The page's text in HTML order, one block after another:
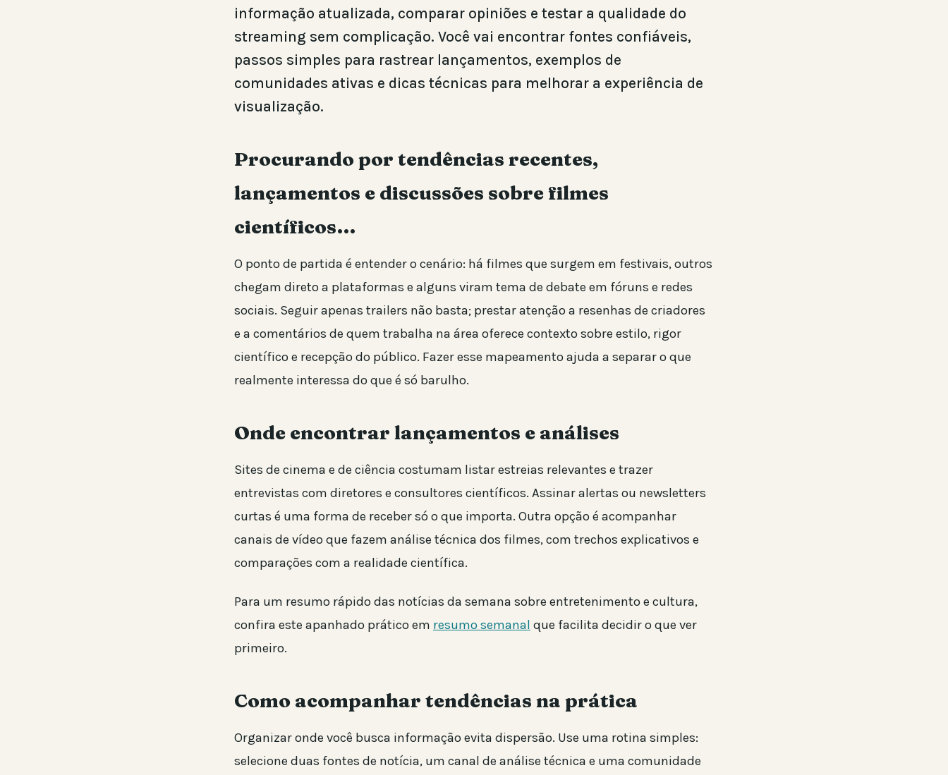
informação atualizada, comparar opiniões e testar a qualidade do
streaming sem complicação. Você vai encontrar fontes confiáveis,
passos simples para rastrear lançamentos, exemplos de
comunidades ativas e dicas técnicas para melhorar a experiência de
visualização.
Procurando por tendências recentes,
lançamentos e discussões sobre filmes
científicos…
O ponto de partida é entender o cenário: há filmes que surgem em festivais, outros
chegam direto a plataformas e alguns viram tema de debate em fóruns e redes
sociais. Seguir apenas trailers não basta; prestar atenção a resenhas de criadores
e a comentários de quem trabalha na área oferece contexto sobre estilo, rigor
científico e recepção do público. Fazer esse mapeamento ajuda a separar o que
realmente interessa do que é só barulho.
Onde encontrar lançamentos e análises
Sites de cinema e de ciência costumam listar estreias relevantes e trazer
entrevistas com diretores e consultores científicos. Assinar alertas ou newsletters
curtas é uma forma de receber só o que importa. Outra opção é acompanhar
canais de vídeo que fazem análise técnica dos filmes, com trechos explicativos e
comparações com a realidade científica.
Para um resumo rápido das notícias da semana sobre entretenimento e cultura,
confira este apanhado prático em resumo semanal que facilita decidir o que ver
primeiro.
Como acompanhar tendências na prática
Organizar onde você busca informação evita dispersão. Use uma rotina simples:
selecione duas fontes de notícia, um canal de análise técnica e uma comunidade